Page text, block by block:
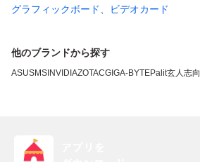
グラフィックボード、ビデオカード
他のブランドから探す
ASUSMSI NVIDIAZOTACGIGA-BYTEPalit玄人志向